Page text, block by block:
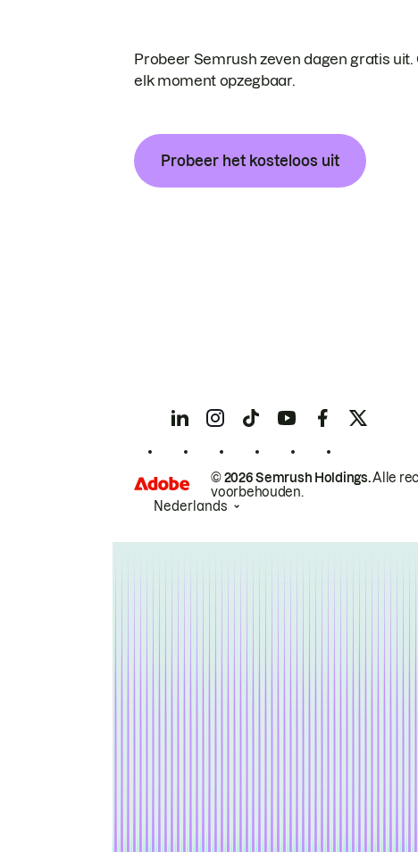
Probeer Semrush zeven dagen gratis uit.
elk moment opzegbaar.
Probeer het kosteloos uit
© 2026 Semrush Holdings.Alle
voorbehouden.
Nederlands